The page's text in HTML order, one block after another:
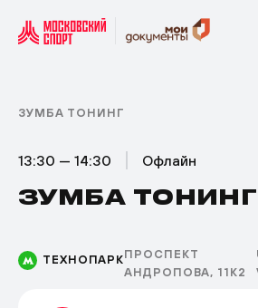
ЗУМБА ТОНИНГ
13:30 — 14:30 Офлайн
ЗУМБА ТОНИНГ
ТЕХНОПАРКПРОСПЕКТ
АНДРОПОВА, 11К2